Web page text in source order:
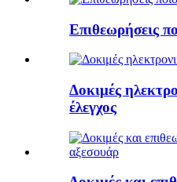
Επιθεωρήσεις
Δοκιμές
έλεγχος